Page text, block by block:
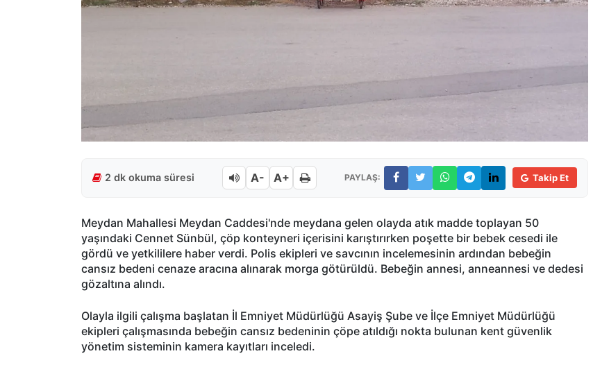
2 dk okuma süresi A- A+ PAYLAŞ: Takip Et
Meydan Mahallesi Meydan Caddesi'nde meydana gelen olayda atık madde toplayan 50
yaşındaki Cennet Sünbül, çöp konteyneri içerisini karıştırırken poşette bir bebek cesedi ile
gördü ve yetkililere haber verdi. Polis ekipleri ve savcının incelemesinin ardından bebeğin
cansız bedeni cenaze aracına alınarak morga götürüldü. Bebeğin annesi, anneannesi ve dedesi
gözaltına alındı.
Olayla ilgili çalışma başlatan İl Emniyet Müdürlüğü Asayiş Şube ve İlçe Emniyet Müdürlüğü
ekipleri çalışmasında bebeğin cansız bedeninin çöpe atıldığı nokta bulunan kent güvenlik
yönetim sisteminin kamera kayıtları inceledi.